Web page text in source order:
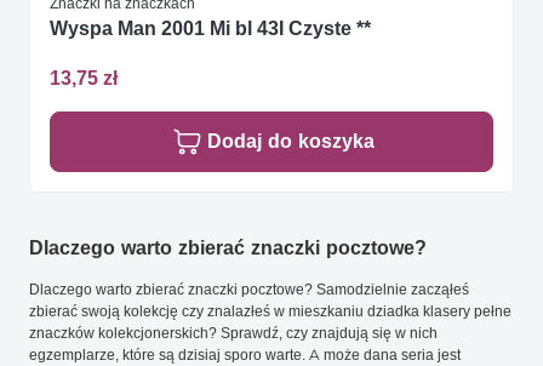
Wyspa Man 2001 Mi bl 43I Czyste **
13,75 zł
Dodaj do koszyka
Dlaczego warto zbierać znaczki pocztowe?
Dlaczego warto zbierać znaczki pocztowe? Samodzielnie zacząłeś
zbierać swoją kolekcję czy znalazłeś w mieszkaniu dziadka klasery pełne
znaczków kolekcjonerskich? Sprawdź, czy znajdują się w nich
egzemplarze, które są dzisiaj sporo warte. A może dana seria jest